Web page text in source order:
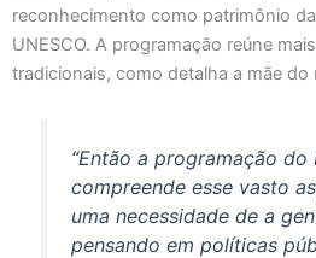
reconhecimento como patrimônio
UNESCO. A programação reúne
tradicionais, como detalha a mãe do
“Então a programação do
compreende esse vasto
uma necessidade de a
pensando em políticas